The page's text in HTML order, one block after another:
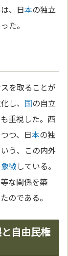
、日本の独立
た。
を取ることが
し、 国の自立
重視した。西
つ、日本の独
う、この内外
象徴している。
な関係を築
のである。
自由民権